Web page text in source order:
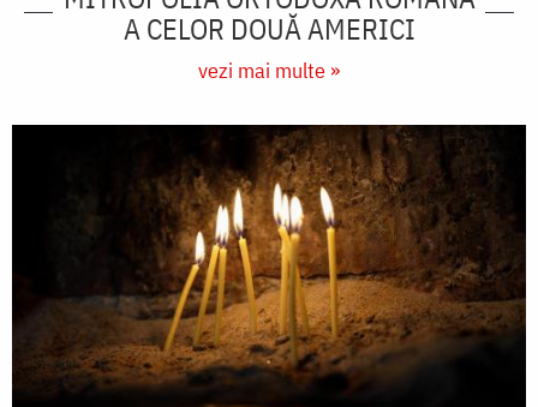
A CELOR DOUĂ AMERICI
vezi mai multe »